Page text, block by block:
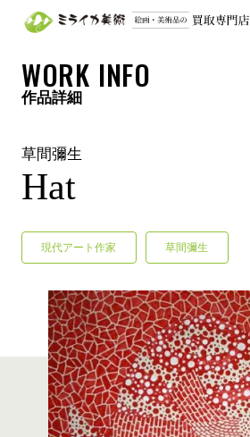
WORK INFO
作品詳細
草間彌生
Hat
現代アート作家 草間彌生